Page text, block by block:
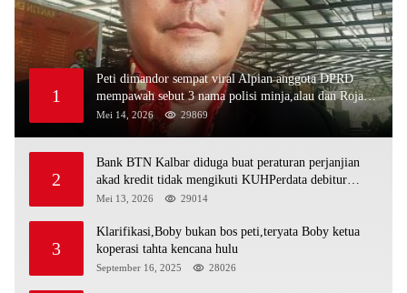
1
Peti dimandor sempat viral Alpian anggota DPRD
mempawah sebut 3 nama polisi minja,alau dan Rojali
sebagai bos peti,Bahkan ada alat berat excavator
Mei 14, 2026 29869
2
Bank BTN Kalbar diduga buat peraturan perjanjian
akad kredit tidak mengikuti KUHPerdata debitur
awam di bentur dengan aturan diduga tanpa dasar
Mei 13, 2026 29014
3
Klarifikasi,Boby bukan bos peti,teryata Boby ketua
koperasi tahta kencana hulu
September 16, 2025 28026